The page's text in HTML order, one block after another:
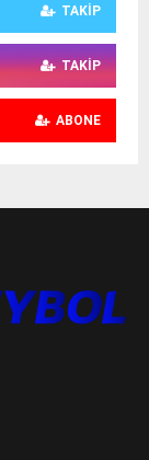
TAKIP
TAKIP
ABONE